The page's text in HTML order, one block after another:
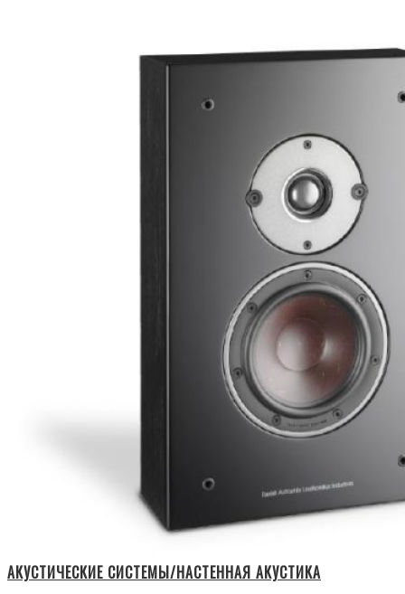
АКУСТИЧЕСКИЕ СИСТЕМЫ/НАСТЕННАЯ АКУСТИКА